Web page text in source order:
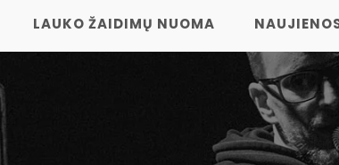
LAUKO ŽAIDIMŲ NUOMA